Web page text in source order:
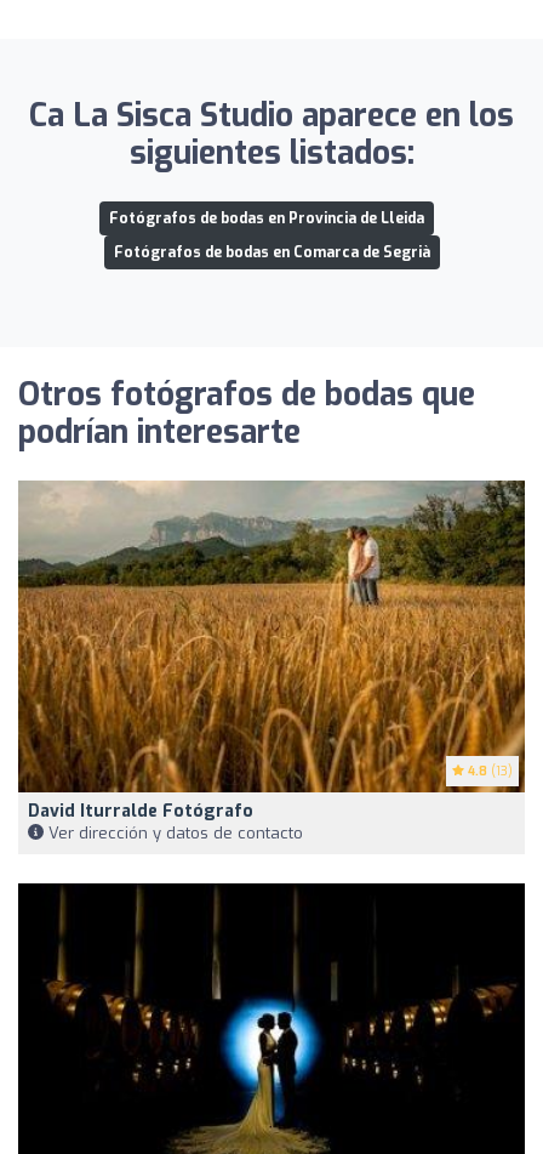
Ca La Sisca Studio aparece en los
siguientes listados:
Fotógrafos de bodas en Provincia de Lleida
Fotógrafos de bodas en Comarca de Segrià
Otros fotógrafos de bodas que
podrían interesarte
4.8 (13)
David Iturralde Fotógrafo
Ver dirección y datos de contacto